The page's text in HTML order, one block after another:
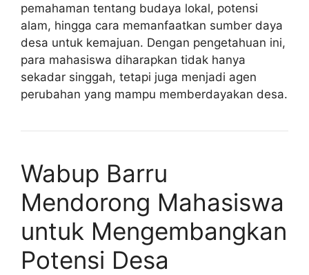
pemahaman tentang budaya lokal, potensi
alam, hingga cara memanfaatkan sumber daya
desa untuk kemajuan. Dengan pengetahuan ini,
para mahasiswa diharapkan tidak hanya
sekadar singgah, tetapi juga menjadi agen
perubahan yang mampu memberdayakan desa.
Wabup Barru
Mendorong Mahasiswa
untuk Mengembangkan
Potensi Desa